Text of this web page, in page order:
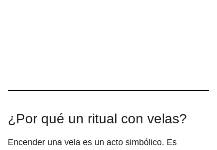
¿Por qué un ritual con velas?
Encender una vela es un acto simbólico. Es